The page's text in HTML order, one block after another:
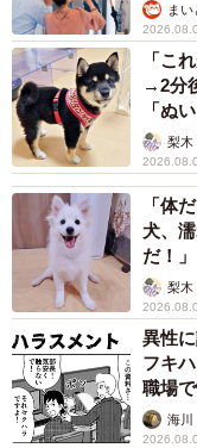
ま
「こ
→2分
「ぬ
梨木
「体
犬、
だ！
梨木
異性
フキ
職場
海川